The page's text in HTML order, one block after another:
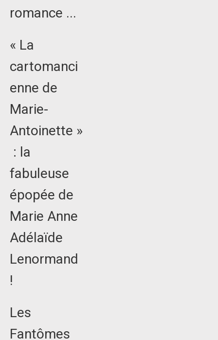
romance ...
« La
cartomanci
enne de
Marie-
Antoinette »
: la
fabuleuse
épopée de
Marie Anne
Adélaïde
Lenormand
!
Les
Fantômes